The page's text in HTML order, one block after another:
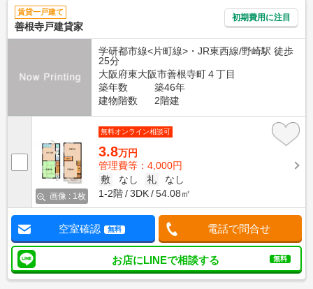
賃貸一戸建て
善根寺戸建貸家
初期費用に注目
学研都市線<片町線>・JR東西線/野崎駅 徒歩
25分
大阪府東大阪市善根寺町４丁目
築年数
築46年
建物階数
2階建
画像 : 1枚
無料オンライン相談可
3.8万円
管理費等：4,000円
敷
なし 礼
なし
1-2階
3DK 54.08㎡
空室確認 無料 電話で問合せ
お店にLINEで相談する 無料